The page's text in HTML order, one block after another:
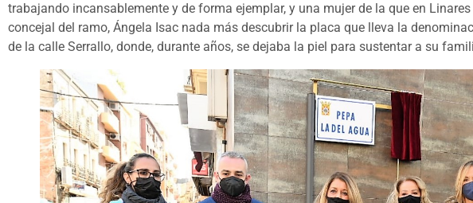
trabajando incansablemente y de forma ejemplar, y una mujer de la que en
concejal del ramo, Ángela Isac nada más descubrir la placa que lleva la
de la calle Serrallo, donde, durante años, se dejaba la piel para sustentar a su